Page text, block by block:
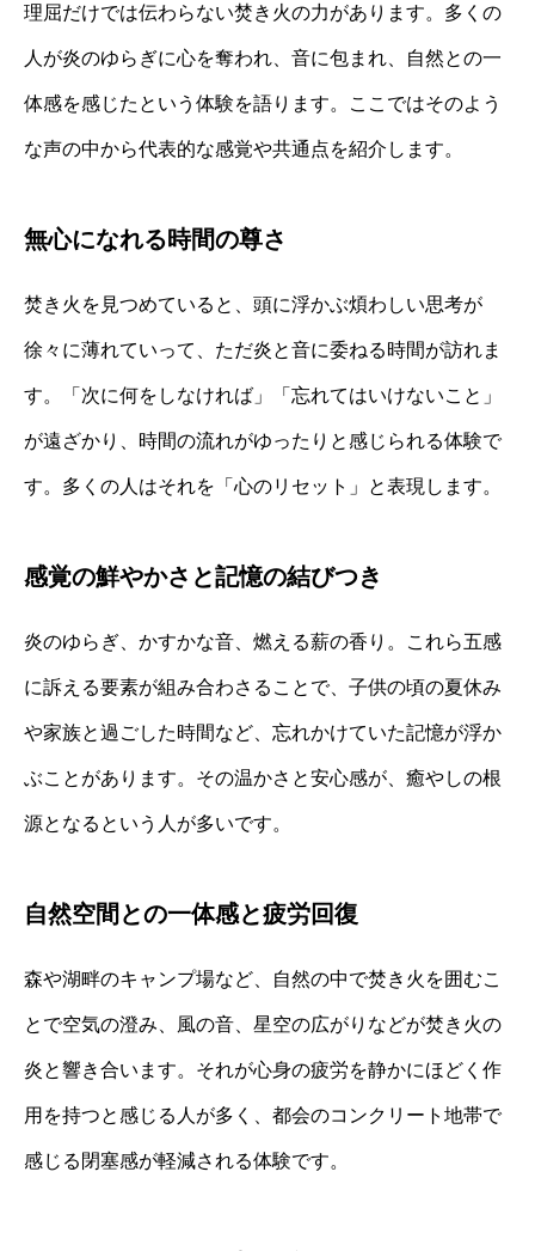
理屈だけでは伝わらない焚き火の力があります。多くの
人が炎のゆらぎに心を奪われ、音に包まれ、自然との一
体感を感じたという体験を語ります。ここではそのよう
な声の中から代表的な感覚や共通点を紹介します。
無心になれる時間の尊さ
焚き火を見つめていると、頭に浮かぶ煩わしい思考が
徐々に薄れていって、ただ炎と音に委ねる時間が訪れま
す。「次に何をしなければ」「忘れてはいけないこと」
が遠ざかり、時間の流れがゆったりと感じられる体験で
す。多くの人はそれを「心のリセット」と表現します。
感覚の鮮やかさと記憶の結びつき
炎のゆらぎ、かすかな音、燃える薪の香り。これら五感
に訴える要素が組み合わさることで、子供の頃の夏休み
や家族と過ごした時間など、忘れかけていた記憶が浮か
ぶことがあります。その温かさと安心感が、癒やしの根
源となるという人が多いです。
自然空間との一体感と疲労回復
森や湖畔のキャンプ場など、自然の中で焚き火を囲むこ
とで空気の澄み、風の音、星空の広がりなどが焚き火の
炎と響き合います。それが心身の疲労を静かにほどく作
用を持つと感じる人が多く、都会のコンクリート地帯で
感じる閉塞感が軽減される体験です。